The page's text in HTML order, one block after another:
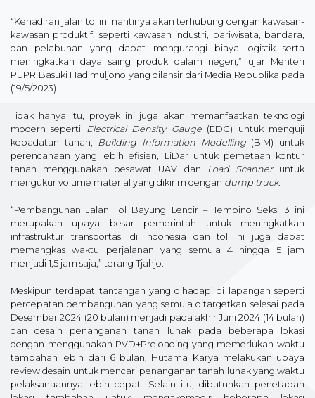
“Kehadiran jalan tol ini nantinya akan terhubung dengan kawasan-
kawasan produktif, seperti kawasan industri, pariwisata, bandara,
dan pelabuhan yang dapat mengurangi biaya logistik serta
meningkatkan daya saing produk dalam negeri,” ujar Menteri
PUPR Basuki Hadimuljono yang dilansir dari Media Republika pada
(19/5/2023).
Tidak hanya itu, proyek ini juga akan memanfaatkan teknologi
modern seperti
Electrical Density Gauge(EDG) untuk menguji
kepadatan tanah,
Building Information Modelling(BIM) untuk
perencanaan yang lebih efisien, LiDar untuk pemetaan kontur
tanah menggunakan pesawat UAV dan
Load Scanner untuk
mengukur volume material yang dikirim dengan dump truck.
“Pembangunan Jalan Tol Bayung Lencir – Tempino Seksi 3 ini
merupakan upaya besar pemerintah untuk meningkatkan
infrastruktur transportasi di Indonesia dan tol ini juga dapat
memangkas waktu perjalanan yang semula 4 hingga 5 jam
menjadi 1,5 jam saja,” terang Tjahjo.
Meskipun terdapat tantangan yang dihadapi di lapangan seperti
percepatan pembangunan yang semula ditargetkan selesai pada
Desember 2024 (20 bulan) menjadi pada akhir Juni 2024 (14 bulan)
dan desain penanganan tanah lunak pada beberapa lokasi
dengan menggunakan PVD+Preloading yang memerlukan waktu
tambahan lebih dari 6 bulan, Hutama Karya melakukan upaya
review desain untuk mencari penanganan tanah lunak yang waktu
pelaksanaannya lebih cepat. Selain itu, dibutuhkan penetapan